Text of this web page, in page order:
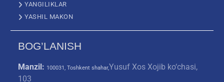
YANGILIKLAR
YASHIL MAKON
BOG’LANISH
Manzil: 100031, Toshkent shahar,Yusuf Xos Xojib ko‘chasi,
103